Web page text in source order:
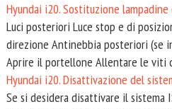
Hyundai i20. Sostituzione
Luci posteriori Luce stop e di
direzione Antinebbia posteriori (se
Aprire il portellone Allentare le viti
Hyundai i20. Disattivazione del
Se si desidera disattivare il sistema